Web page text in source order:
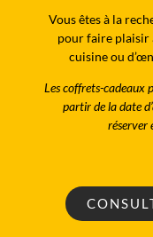
Vous êtes à la
pour faire plaisir
cuisine ou
Les coffrets-cadeaux
partir de la date
réserver